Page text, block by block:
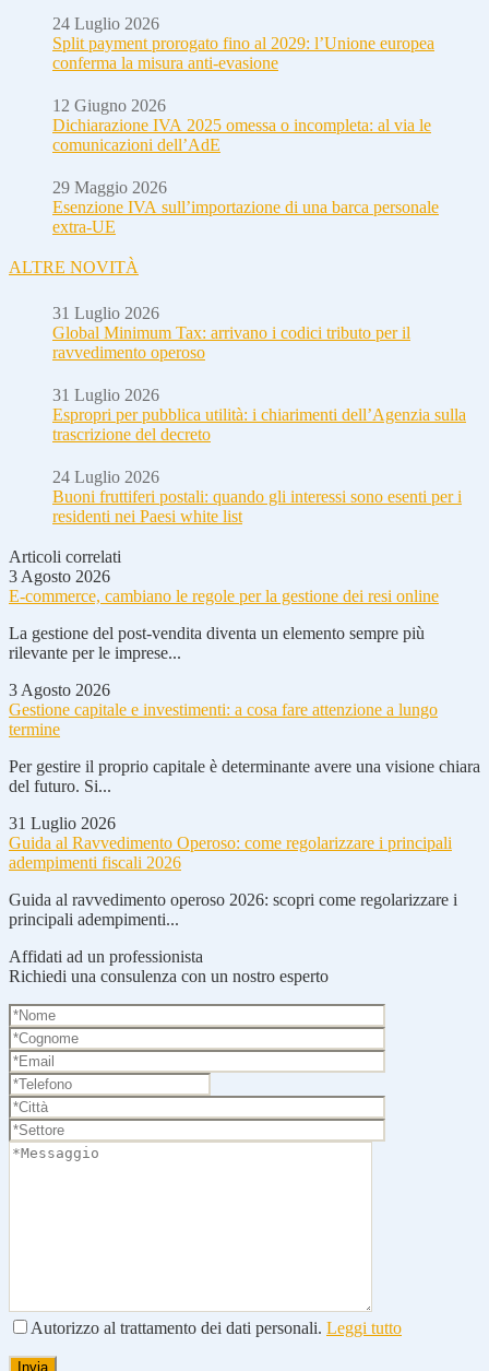
24 Luglio 2026
Split payment prorogato fino al 2029: l’Unione europea
conferma la misura anti-evasione
12 Giugno 2026
Dichiarazione IVA 2025 omessa o incompleta: al via le
comunicazioni dell’AdE
29 Maggio 2026
Esenzione IVA sull’importazione di una barca personale
extra-UE
ALTRE NOVITÀ
31 Luglio 2026
Global Minimum Tax: arrivano i codici tributo per il
ravvedimento operoso
31 Luglio 2026
Espropri per pubblica utilità: i chiarimenti dell’Agenzia sulla
trascrizione del decreto
24 Luglio 2026
Buoni fruttiferi postali: quando gli interessi sono esenti per i
residenti nei Paesi white list
Articoli correlati
3 Agosto 2026
E-commerce, cambiano le regole per la gestione dei resi online
La gestione del post-vendita diventa un elemento sempre più
rilevante per le imprese...
3 Agosto 2026
Gestione capitale e investimenti: a cosa fare attenzione a lungo
termine
Per gestire il proprio capitale è determinante avere una visione chiara
del futuro. Si...
31 Luglio 2026
Guida al Ravvedimento Operoso: come regolarizzare i principali
adempimenti fiscali 2026
Guida al ravvedimento operoso 2026: scopri come regolarizzare i
principali adempimenti...
Affidati ad un professionista
Richiedi una consulenza con un nostro esperto
Autorizzo al trattamento dei dati personali. Leggi tutto